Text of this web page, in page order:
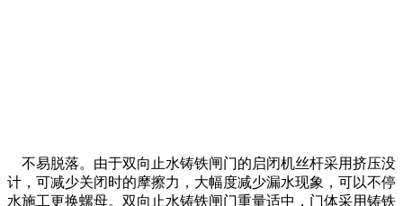
不易脱落。由于双向止水铸铁闸门的启闭机丝杆采用挤压没
计，可减少关闭时的摩擦力，大幅度减少漏水现象，可以不停
水施工更换螺母。双向止水铸铁闸门重量适中，门体采用铸铁